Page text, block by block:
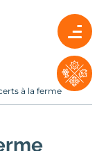
à la ferme